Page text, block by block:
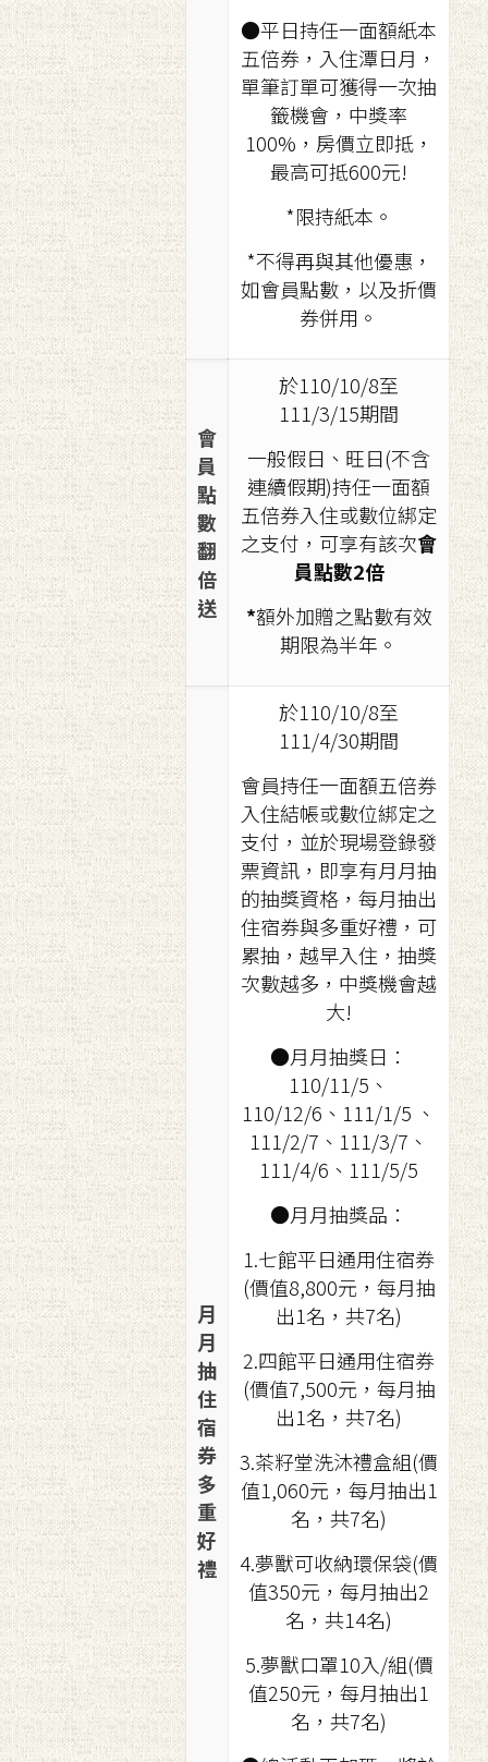
●平日持任一面額紙本
五倍券，入住潭日月，
單筆訂單可獲得一次抽
籤機會，中獎率
100%，房價立即抵，
最高可抵600元!
*限持紙本。
*不得再與其他優惠，
如會員點數，以及折價
券併用。
會
員
點
數
翻
倍
送
於110/10/8至
111/3/15期間
一般假日、旺日(不含
連續假期)持任一面額
五倍券入住或數位綁定
之支付，可享有該次會
員點數2倍
*額外加贈之點數有效
期限為半年。
月
月
抽
住
宿
券
多
重
好
禮
於110/10/8至
111/4/30期間
會員持任一面額五倍券
入住結帳或數位綁定之
支付，並於現場登錄發
票資訊，即享有月月抽
的抽獎資格，每月抽出
住宿券與多重好禮，可
累抽，越早入住，抽獎
次數越多，中獎機會越
大!
●月月抽獎日：
110/11/5、
110/12/6、111/1/5 、
111/2/7、111/3/7、
111/4/6、111/5/5
●月月抽獎品：
1.七館平日通用住宿券
(價值8,800元，每月抽
出1名，共7名)
2.四館平日通用住宿券
(價值7,500元，每月抽
出1名，共7名)
3.茶籽堂洗沐禮盒組(價
值1,060元，每月抽出1
名，共7名)
4.夢獸可收納環保袋(價
值350元，每月抽出2
名，共14名)
5.夢獸口罩10入/組(價
值250元，每月抽出1
名，共7名)